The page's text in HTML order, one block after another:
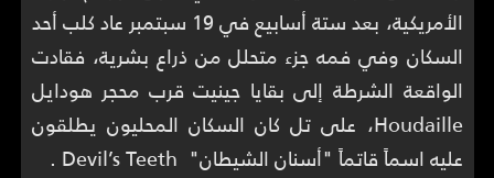
الأمريكية، بعد ستة أسابيع في 19 سبتمبر عاد كلب أحد
السكان وفي فمه جزء متحلل من ذراع بشرية، فقادت
الواقعة الشرطة إلى بقايا جينيت قرب محجر هودايل
Houdaille، على تل كان السكان المحليون يطلقون
عليه اسماً قاتماً "أسنان الشيطان" Devil’s Teeth .